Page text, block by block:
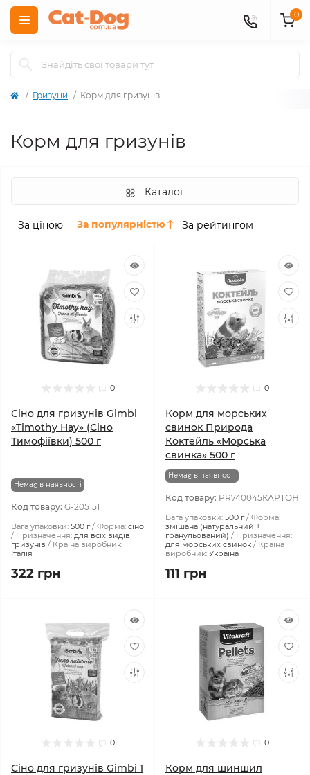
0
Гризуни Корм для гризунів
Корм для гризунів
Каталог
За ціною За популярністю За рейтингом
0
Сіно для гризунів Gimbi
«Timothy Hay» (Сіно
Тимофіївки) 500 г
Немає в наявності
Код товару: G-205151
Вага упаковки: 500 г Форма: сіно
Призначення: для всіх видів
гризунів
Країна виробник:
Італія
322 грн
0
Корм для морських
свинок Природа
Коктейль «Морська
свинка» 500 г
Немає в наявності
Код товару: PR740045КАРТОН
Вага упаковки: 500 г
Форма:
змішана (натуральний +
гранульований)
Призначення:
для морських свинок
Країна
виробник: Україна
111 грн
0
Сіно для гризунів Gimbi 1
0
Корм для шиншил